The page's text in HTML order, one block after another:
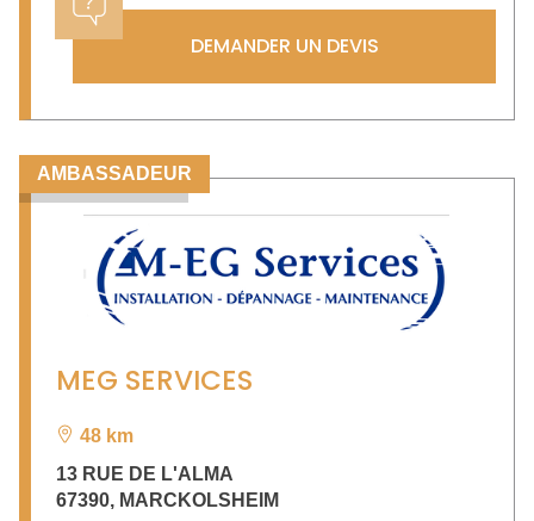
DEMANDER UN DEVIS
AMBASSADEUR
MEG SERVICES
48 km
13 RUE DE L'ALMA
67390, MARCKOLSHEIM